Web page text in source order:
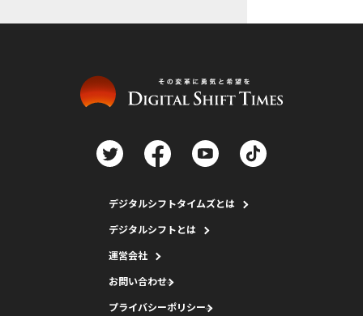
デジタルシフトタイムズとは
デジタルシフトとは
運営会社
お問い合わせ
プライバシーポリシー